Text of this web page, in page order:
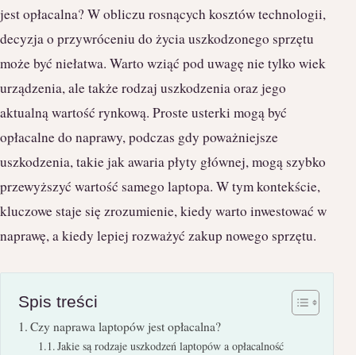
jest opłacalna? W obliczu rosnących kosztów technologii,
decyzja o przywróceniu do życia uszkodzonego sprzętu
może być niełatwa. Warto wziąć pod uwagę nie tylko wiek
urządzenia, ale także rodzaj uszkodzenia oraz jego
aktualną wartość rynkową. Proste usterki mogą być
opłacalne do naprawy, podczas gdy poważniejsze
uszkodzenia, takie jak awaria płyty głównej, mogą szybko
przewyższyć wartość samego laptopa. W tym kontekście,
kluczowe staje się zrozumienie, kiedy warto inwestować w
naprawę, a kiedy lepiej rozważyć zakup nowego sprzętu.
Spis treści
Czy naprawa laptopów jest opłacalna?
Jakie są rodzaje uszkodzeń laptopów a opłacalność